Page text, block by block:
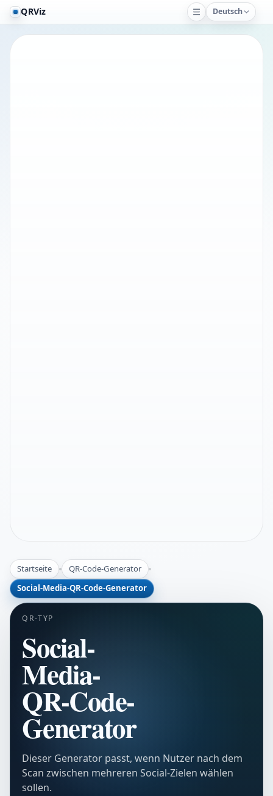
QRViz Deutsch
Startseite
QR-Code-Generator
Social-Media-QR-Code-Generator
QR-TYP
Social-
Media-
QR-Code-
Generator
Dieser Generator passt, wenn Nutzer nach dem
Scan zwischen mehreren Social-Zielen wählen
sollen.